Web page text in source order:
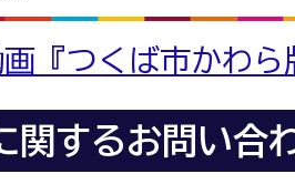
画『つくば市かわ
関するお問い合